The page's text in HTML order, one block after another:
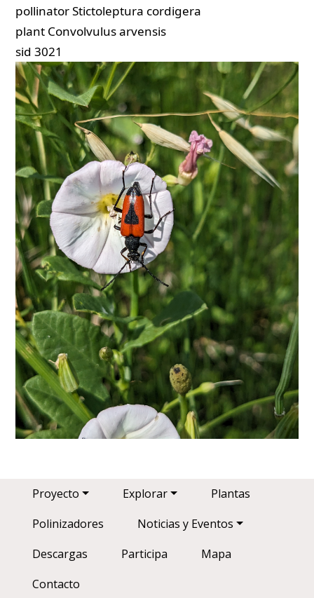
pollinatorStictoleptura cordigera
plant Convolvulus arvensis
sid 3021
Main navigation
Proyecto Explorar
Plantas
Polinizadores
Noticias y Eventos
Descargas
Participa
Mapa
Contacto